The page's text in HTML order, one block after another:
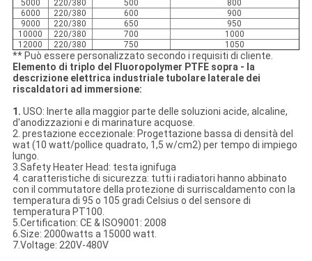
5000
220/380 500
800
6000
220/380 600
900
9000
220/380 650
950
10000
220/380 700
1000
12000
220/380 750 1050
** Può essere personalizzato secondo i requisiti di cliente.
Elemento di triplo del Fluoropolymer PTFE sopra - la
descrizione elettrica industriale tubolare laterale dei
riscaldatori ad immersione:
1. USO: Inerte alla maggior parte delle soluzioni acide, alcaline,
d'anodizzazioni e di marinature acquose.
2. prestazione eccezionale: Progettazione bassa di densità del
wat (10 watt/pollice quadrato, 1,5 w/cm2) per tempo di impiego
lungo.
3.Safety Heater Head: testa ignifuga
4. caratteristiche di sicurezza: tutti i radiatori hanno abbinato
con il commutatore della protezione di surriscaldamento con la
temperatura di 95 o 105 gradi Celsius o del sensore di
temperatura PT100.
5.Certification: CE & ISO9001: 2008
6.Size: 2000watts a 15000 watt.
7.Voltage: 220V-480V